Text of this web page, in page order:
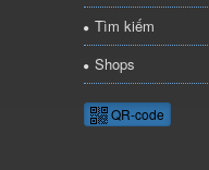
Tìm kiếm
Shops
QR-code